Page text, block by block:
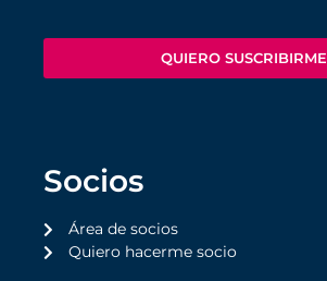
QUIERO SUSCRIBIRME
Socios
Área de socios
Quiero hacerme socio